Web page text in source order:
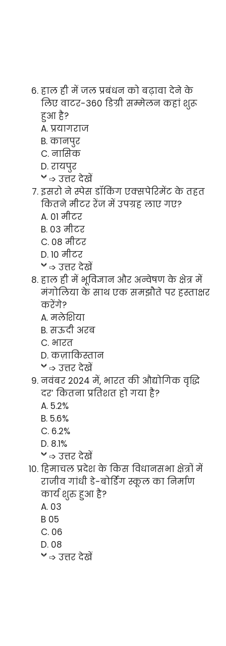
हाल ही में जल प्रबंधन को बढ़ावा देने के
लिए वाटर-360 डिग्री सम्मेलन कहां शुरू
हुआ है?
A. प्रयागराज
B. कानपुर
C. नासिक
D. रायपुर
➩ उत्तर देखें
इसरो ने स्पेस डॉकिंग एक्सपेरिमेंट के तहत
कितने मीटर रेंज में उपग्रह लाए गए?
A. 01 मीटर
B. 03 मीटर
C. 08 मीटर
D. 10 मीटर
➩ उत्तर देखें
हाल ही में भूविज्ञान और अन्वेषण के क्षेत्र में
मंगोलिया के साथ एक समझौते पर हस्ताक्षर
करेंगे?
A. मलेशिया
B. सऊदी अरब
C. भारत
D. कज़ाकिस्तान
➩ उत्तर देखें
नवंबर 2024 में, भारत की औद्योगिक वृद्धि
दर’ कितना प्रतिशत हो गया है?
A. 5.2%
B. 5.6%
C. 6.2%
D. 8.1%
➩ उत्तर देखें
हिमाचल प्रदेश के किस विधानसभा क्षेत्रों में
राजीव गांधी डे-बोर्डिंग स्कूल का निर्माण
कार्य शुरु हुआ है?
A. 03
B 05
C. 06
D. 08
➩ उत्तर देखें